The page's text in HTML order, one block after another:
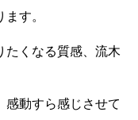
す。
たくなる質感、流木
感動すら感じさせて